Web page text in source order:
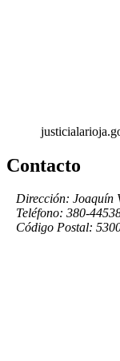
Contacto
Dirección: Joaquín
Teléfono: 380-
Código Postal: